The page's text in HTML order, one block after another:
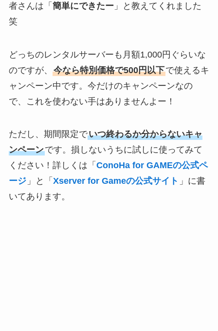
者さんは「 簡単にできたー 」と教えてくれました
笑
どっちのレンタルサーバーも月額1,000円ぐらいな
のですが、 今なら特別価格で500円以下で使えるキ
ャンペーン中です。今だけのキャンペーンなの
で、これを使わない手はありませんよー！
ただし、期間限定でいつ終わるか分からないキャ
ンペーンです。損しないうちに試しに使ってみて
ください！詳しくは「 ConoHa for GAMEの公式ペ
ージ 」と「 Xserver for Gameの公式サイト 」に書
いてあります。